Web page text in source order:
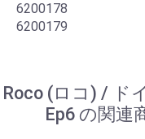
6200178
6200179
Roco (ロコ) / ド
Ep6 の関連